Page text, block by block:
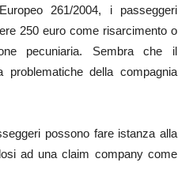
261/2004, i passeggeri
250 euro come risarcimento o
pecuniaria. Sembra che il
della compagnia
possono fare istanza alla
ad una claim company come